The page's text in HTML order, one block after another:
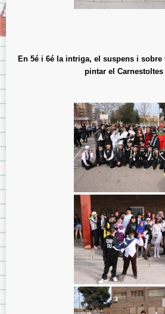
En 5é i 6é la intriga, el suspens i
pintar el Carnestoltes